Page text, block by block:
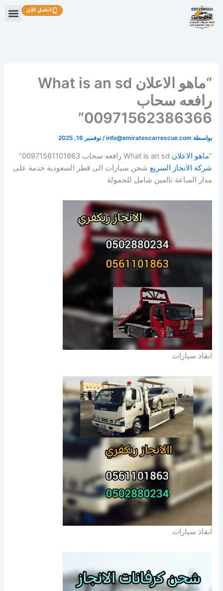
تخطي
إلى
المحتوى
اتصل الآن
“ماهو الاعلان What is an sd
رافعه سحاب
00971562386366”
بواسطة info@emiratescarrescue.com
/نوفمبر 16, 2025
“ماهو الاعلان
شركة الانجاز السريع شحن سيارات الى قطر السعودية خدمة على
مدار الساعة تاامين شامل للحمولة
انقاذ سيارات
انقاذ سيارات